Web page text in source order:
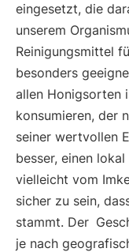
eingesetzt, die
unserem
Reinigungsmittel
besonders
allen Honigsorten
konsumieren, der
seiner wertvollen
besser, einen
vielleicht vom
sicher zu sein,
stammt. Der
je nach